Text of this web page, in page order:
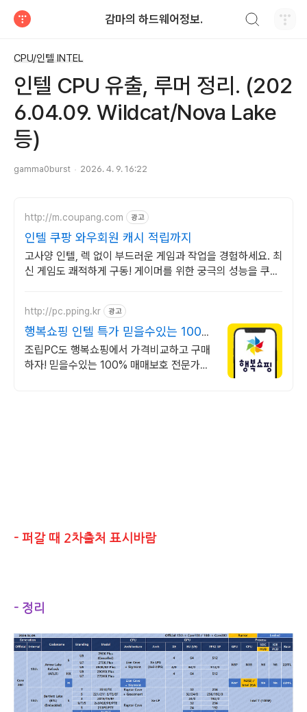
감마의 하드웨어정보.
CPU/인텔 INTEL
인텔 CPU 유출, 루머 정리. (202
6.04.09. Wildcat/Nova Lake
등)
gamma0burst 2026. 4. 9. 16:22
http://m.coupang.com 광고
인텔 쿠팡 와우회원 캐시 적립까지
고사양 인텔, 렉 없이 부드러운 게임과 작업을 경험하세요. 최
신 게임도 쾌적하게 구동! 게이머를 위한 궁극의 성능을 쿠팡
http://pc.pping.kr 광고
행복쇼핑 인텔 특가 믿을수있는 100%
매매보호
조립PC도 행복쇼핑에서 가격비교하고 구매
하자! 믿을수있는 100% 매매보호 전문가의
- 퍼갈 때 2차출처 표시바람
- 정리